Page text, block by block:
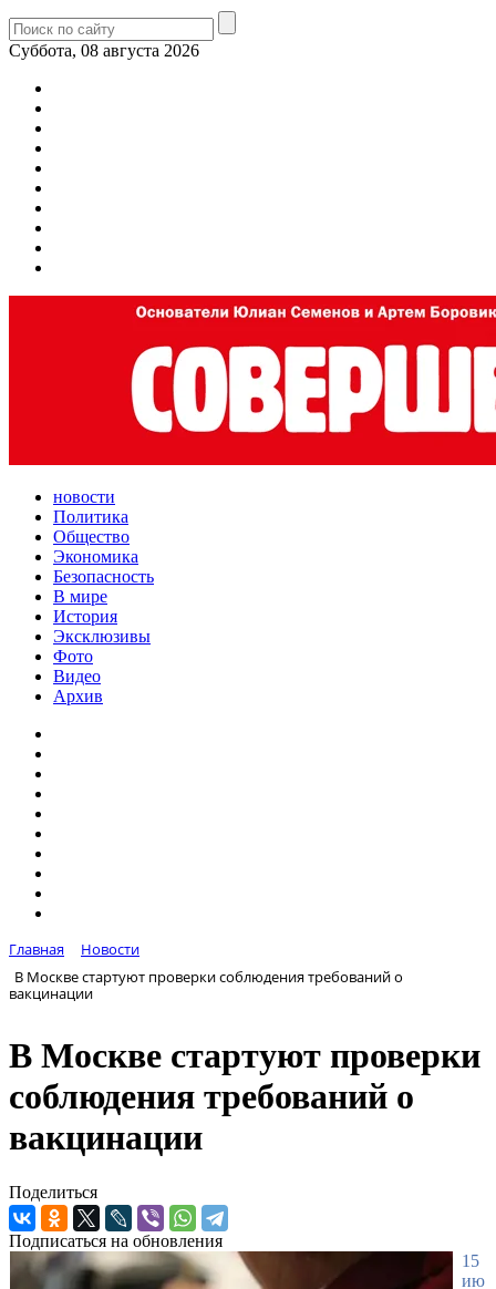
Суббота, 08 августа 2026
новости
Политика
Общество
Экономика
Безопасность
В мире
История
Эксклюзивы
Фото
Видео
Архив
Главная
Новости
В Москве стартуют проверки соблюдения требований о
вакцинации
В Москве стартуют проверки
соблюдения требований о
вакцинации
Поделиться
Подписаться на обновления
15
ию